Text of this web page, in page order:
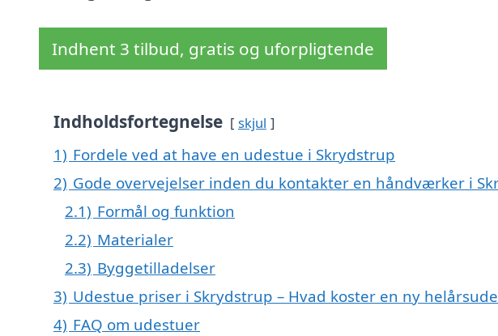
Indhent 3 tilbud, gratis og uforpligtende
Indholdsfortegnelse skjul
1) Fordele ved at have en udestue i Skrydstrup
2) Gode overvejelser inden du kontakter en håndværker i
2.1) Formål og funktion
2.2) Materialer
2.3) Byggetilladelser
3) Udestue priser i Skrydstrup – Hvad koster en ny
4) FAQ om udestuer